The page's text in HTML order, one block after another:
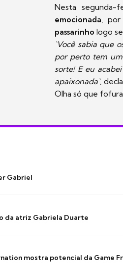
Nesta segunda-
emocionada ,
passarinho logo
`Você sabia que
por perto tem um
sorte! E eu
apaixonada`,
Olha só que
Gabriel
da atriz Gabriela Duarte
mostra potencial da Game